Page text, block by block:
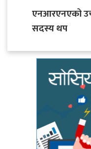
एनआरएनएको
सदस्य थप